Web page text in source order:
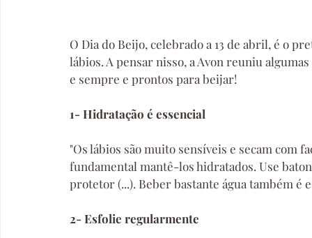
O Dia do Beijo, celebrado a 13 de abril, é o
lábios. A pensar nisso, a Avon reuniu
e sempre e prontos para beijar!
1- Hidratação é essencial
"Os lábios são muito sensíveis e secam com
fundamental mantê-los hidratados. Use
protetor (...). Beber bastante água também é
2- Esfolie regularmente